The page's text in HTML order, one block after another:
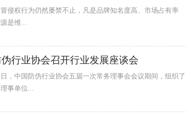
权行为仍然屡禁不止，凡是品牌知名度高、市场占有率
是维...
行业协会召开行业发展座谈会
中国防伪行业协会五届一次常务理事会会议期间，组织了
事单位...